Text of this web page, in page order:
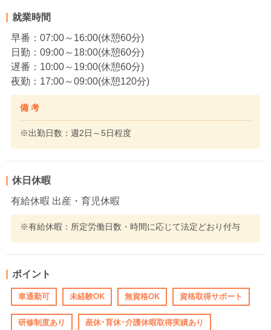
就業時間
早番：07:00～16:00(休憩60分)
日勤：09:00～18:00(休憩60分)
遅番：10:00～19:00(休憩60分)
夜勤：17:00～09:00(休憩120分)
備 考
※出勤日数：週2日～5日程度
休日休暇
有給休暇 出産・育児休暇
※有給休暇：所定労働日数・時間に応じて法定どおり付与
ポイント
車通勤可 未経験OK 無資格OK 資格取得サポート
研修制度あり 産休･育休･介護休暇取得実績あり